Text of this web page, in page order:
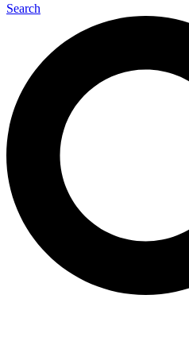
Search